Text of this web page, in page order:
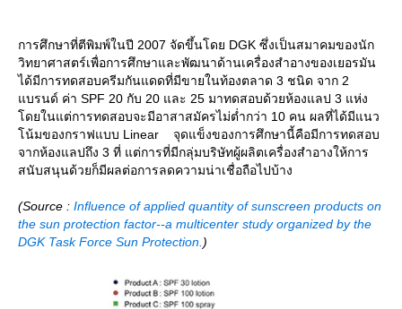
การศึกษาที่ตีพิมพ์ในปี 2007 จัดขึ้นโดย DGK ซึ่งเป็นสมาคมของนัก
วิทยาศาสตร์เพื่อการศึกษาและพัฒนาด้านเครื่องสำอางของเยอรมัน
ได้มีการทดสอบครีมกันแดดที่มีขายในท้องตลาด 3 ชนิด จาก 2
บรนด์ ค่า SPF 20 กับ 20 และ 25 มาทดสอบด้วยห้องแลป 3 แห่ง
ดยในแต่การทดสอบจะมีอาสาสมัครไม่ต่ำกว่า 10 คน ผลที่ได้มีแนว
น้มของกราฟแบบ Linear จุดแข็งของการศึกษานี้คือมีการทดสอบ
จากห้องแลปถึง 3 ที่ แต่การที่มีกลุ่มบริษัทผู้ผลิตเครื่องสำอางให้การ
สนับสนุนด้วยก็มีผลต่อการลดความน่าเชื่อถือไปบ้าง
(Source : Influence of applied quantity of sunscreen products on
the sun protection factor--a multicenter study organized by the
DGK Task Force Sun Protection. )